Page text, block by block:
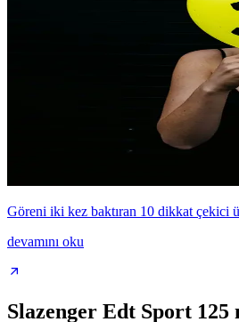
Göreni iki kez baktıran 10 dikkat çekici
devamını oku
Slazenger Edt Sport